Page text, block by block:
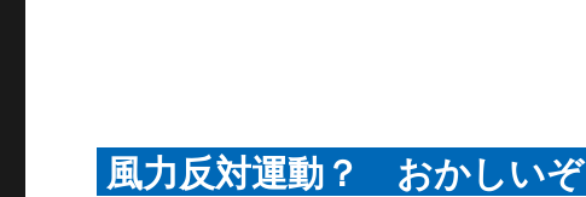
風力反対運動？ おかしいぞ